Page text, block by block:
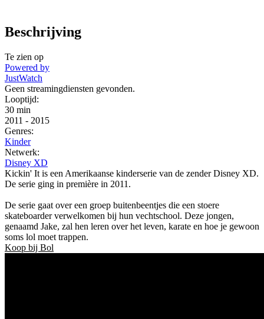
Beschrijving
Te zien op
Powered by
JustWatch
Geen streamingdiensten gevonden.
Looptijd:
30 min
2011 - 2015
Genres:
Kinder
Netwerk:
Disney XD
Kickin' It is een Amerikaanse kinderserie van de zender Disney XD.
De serie ging in première in 2011.
De serie gaat over een groep buitenbeentjes die een stoere
skateboarder verwelkomen bij hun vechtschool. Deze jongen,
genaamd Jake, zal hen leren over het leven, karate en hoe je gewoon
soms lol moet trappen.
Koop bij Bol